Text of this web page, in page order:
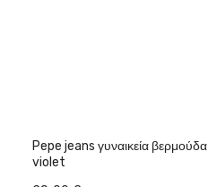
Pepe jeans γυναικεία βερμούδα
violet